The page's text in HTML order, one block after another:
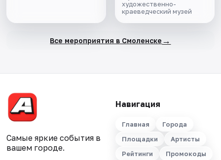
художественно-
краеведческий музей
Все мероприятия в Смоленске →
Самые яркие события в
вашем городе.
Навигация
Главная
Города
Площадки
Артисты
Рейтинги
Промокоды